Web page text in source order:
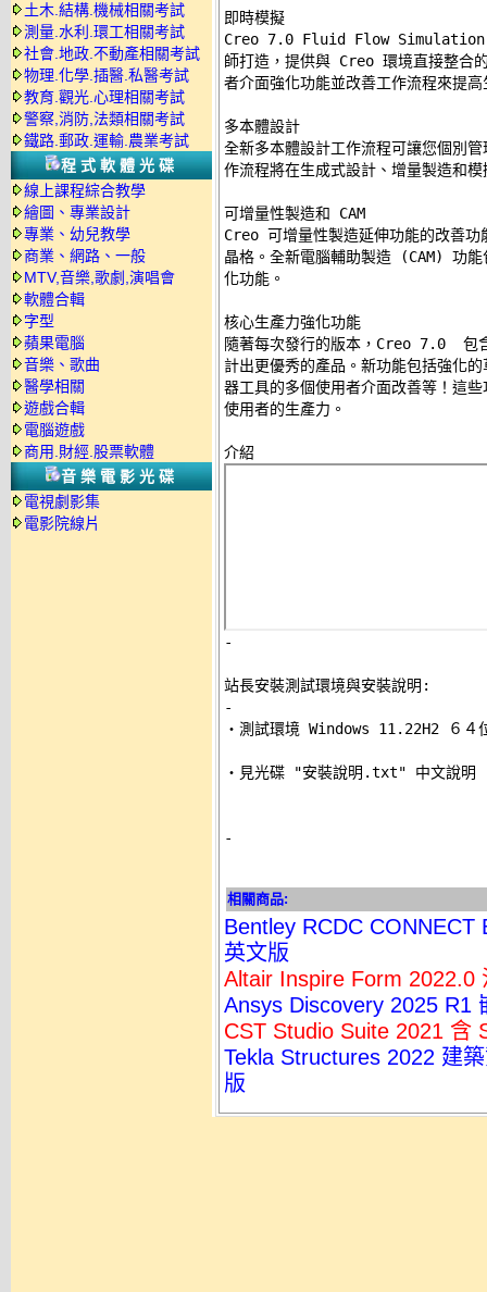
土木.結構.機械相關考試
測量.水利.環工相關考試
社會.地政.不動產相關考試
物理.化學.插醫.私醫考試
教育.觀光.心理相關考試
警察,消防,法類相關考試
鐵路.郵政.運輸.農業考試
程式軟體光碟
線上課程綜合教學
繪圖、專業設計
專業、幼兒教學
商業、網路、一般
MTV,音樂,歌劇,演唱會
軟體合輯
字型
蘋果電腦
音樂、歌曲
醫學相關
遊戲合輯
電腦遊戲
商用.財經.股票軟體
音樂電影光碟
電視劇影集
電影院線片
即時模擬
Creo 7.0 Fluid Flow Simulation
師打造，提供與 Creo 環境直接整
者介面強化功能並改善工作流程來提
多本體設計
全新多本體設計工作流程可讓您個別
作流程將在生成式設計、增量製造和
可增量性製造和 CAM
Creo 可增量性製造延伸功能的改善
晶格。全新電腦輔助製造 (CAM) 功
化功能。
核心生產力強化功能
隨著每次發行的版本，Creo 7.0  包
計出更優秀的產品。新功能包括強化
器工具的多個使用者介面改善等！這
使用者的生產力。
-
站長安裝測試環境與安裝說明:
-
‧測試環境 Windows 11.22H2 ６４
‧見光碟 "安裝說明.txt" 中文說明
-
相關商品:
Bentley RCDC
英文版
Altair Inspire Form 2022.0
Ansys Discovery 2025 R1
CST Studio Suite 2021 含
Tekla Structures 2022 建
版